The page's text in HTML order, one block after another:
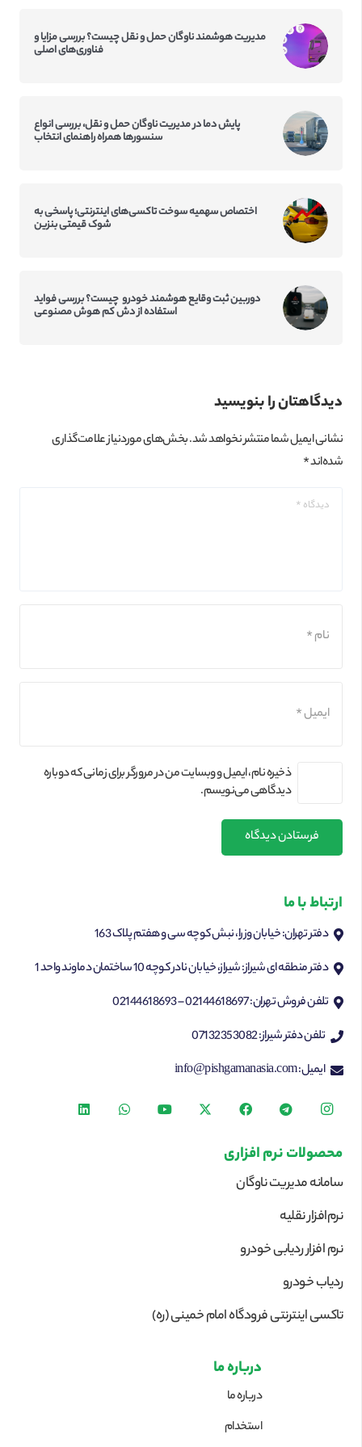
مدیریت هوشمند ناوگان حمل و نقل چیست؟ بررسی مزایا و
فناوری‌های اصلی
پایش دما در مدیریت ناوگان حمل و نقل، بررسی انواع
سنسورها همراه راهنمای انتخاب
اختصاص سهمیه سوخت تاکسی‌‌های اینترنتی؛ پاسخی به
شوک قیمتی بنزین
دوربین ثبت وقایع هوشمند خودرو چیست؟ بررسی فواید
استفاده از دش کم‌ هوش مصنوعی
دیدگاهتان را بنویسید
نشانی ایمیل شما منتشر نخواهد شد.بخش‌های موردنیاز علامت‌گذاری
شده‌اند*
ذخیره نام، ایمیل و وبسایت من در مرورگر برای زمانی که دوباره
دیدگاهی می‌نویسم.
فرستادن دیدگاه
ارتباط با ما
دفتر تهران: خیابان وزرا، نبش کوچه سی و هفتم پلاک 163
دفتر منطقه ای شیراز: شیراز، خیابان نادر کوچه 10 ساختمان دماوند واحد 1
تلفن فروش تهران: 02144618697 – 02144618693
تلفن دفتر شیراز: 07132353082
ایمیل: info@pishgamanasia.com
محصولات نرم افزاری
سامانه مدیریت ناوگان
نرم‌افزار نقلیه
نرم افزار ردیابی خودرو
ردیاب خودرو
تاکسی اینترنتی فرودگاه امام خمینی (ره)
درباره ما
درباره ما
استخدام